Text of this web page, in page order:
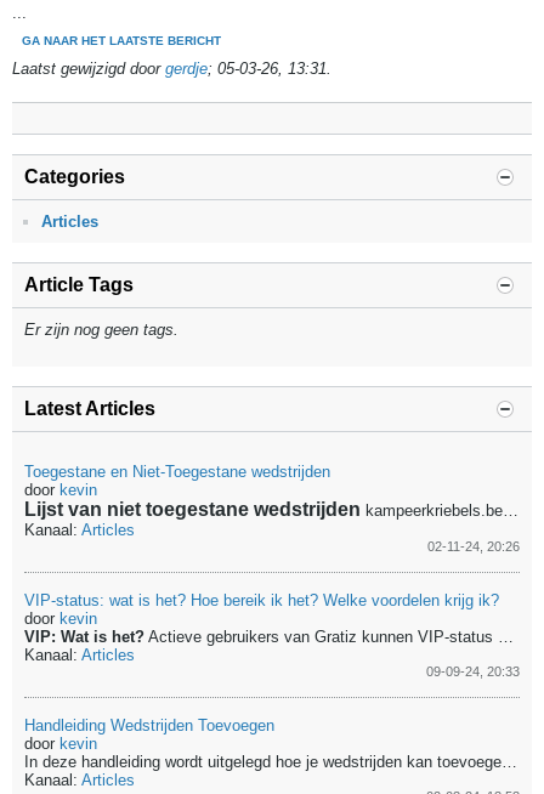
...
GA NAAR HET LAATSTE BERICHT
Laatst gewijzigd door gerdje; 05-03-26, 13:31.
Categories
Articles
Article Tags
Er zijn nog geen tags.
Latest Articles
Toegestane en Niet-Toegestane wedstrijden
door kevin
Lijst van niet toegestane wedstrijden kampeerkriebels.be
Kanaal: Articles
02-11-24, 20:26
VIP-status: wat is het? Hoe bereik ik het? Welke voordelen krijg ik?
door kevin
VIP: Wat is het? Actieve gebruikers van Gratiz kunnen VIP-status kopen met reputatie-punten. De VIP-leden krijgen bepaalde voordelen. Die zijn zichtbaar op het VIP-forum welk enkel toegankelijk is voor de VIP-leden.
Kanaal: Articles
09-09-24, 20:33
Handleiding Wedstrijden Toevoegen
door kevin
In deze handleiding wordt uitgelegd hoe je wedstrijden kan toevoegen. Volg deze stap voor stap. Indien je wedstrijden correct toevoegt kan je reputatiepunten verdienen waarmee je later VIP-toegang kan krijgen.
Kanaal: Articles